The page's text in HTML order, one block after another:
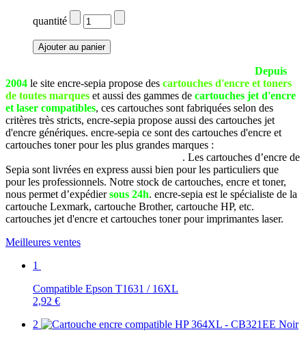
quantité
Depuis
2004 le site encre-sepia propose des cartouches d'encre et toners
de toutes marques et aussi des gammes de cartouches jet d'encre
et laser compatibles, ces cartouches sont fabriquées selon des
critères très stricts, encre-sepia propose aussi des cartouches jet
d'encre génériques. encre-sepia ce sont des cartouches d'encre et
cartouches toner pour les plus grandes marques :
. Les cartouches d’encre de
Sepia sont livrées en express aussi bien pour les particuliers que
pour les professionnels. Notre stock de cartouches, encre et toner,
nous permet d’expédiersous 24h. encre-sepia est le spécialiste de la
cartouche Lexmark, cartouche Brother, cartouche HP, etc.
cartouches jet d'encre et cartouches toner pour imprimantes laser.
Meilleures ventes
1
Compatible Epson T1631 / 16XL
2,92 €
2